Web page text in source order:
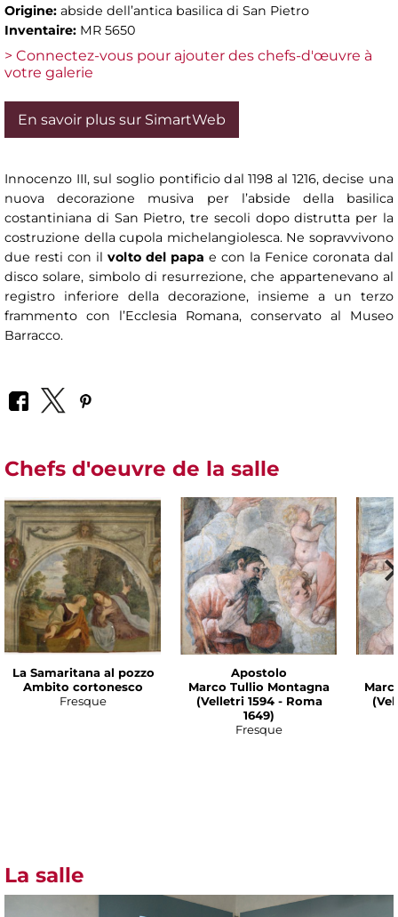
Origine: abside dell’antica basilica di San Pietro
Inventaire: MR 5650
> Connectez-vous pour ajouter des chefs-d'œuvre à
votre galerie
En savoir plus sur SimartWeb
Innocenzo III, sul soglio pontificio dal 1198 al 1216, decise una
nuova decorazione musiva per l’abside della basilica
costantiniana di San Pietro, tre secoli dopo distrutta per la
costruzione della cupola michelangiolesca. Ne sopravvivono
due resti con il volto del papa e con la Fenice coronata dal
disco solare, simbolo di resurrezione, che appartenevano al
registro inferiore della decorazione, insieme a un terzo
frammento con l’Ecclesia Romana, conservato al Museo
Barracco.
Chefs d'oeuvre de la salle
La Samaritana al pozzo
Ambito cortonesco
Fresque
Apostolo
Marco Tullio Montagna
(Velletri 1594 - Roma
1649)
Fresque
La salle